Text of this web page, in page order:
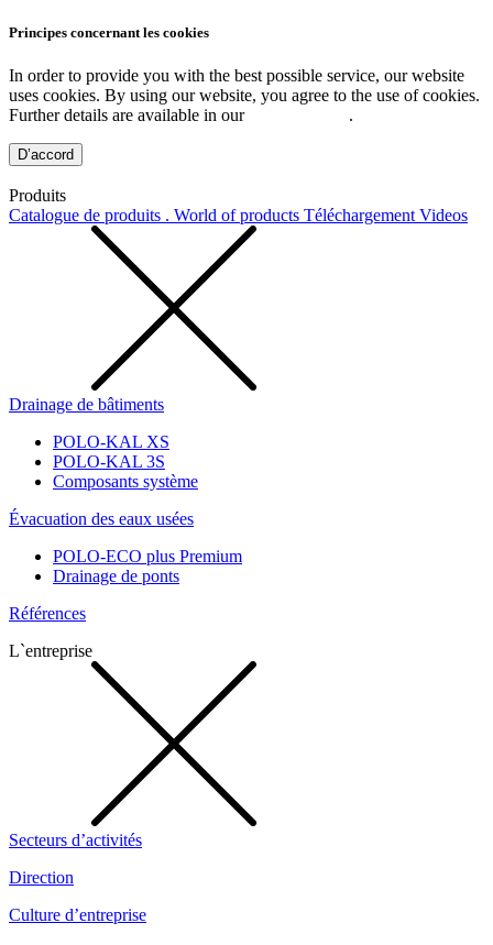
Principes concernant les cookies
In order to provide you with the best possible service, our website
uses cookies. By using our website, you agree to the use of cookies.
Further details are available in our
.
D’accord
Produits
Catalogue de produits . World of products Téléchargement Videos
Drainage de bâtiments
POLO-KAL XS
POLO-KAL 3S
Composants système
Évacuation des eaux usées
POLO-ECO plus Premium
Drainage de ponts
Références
L`entreprise
Secteurs d’activités
Direction
Culture d’entreprise